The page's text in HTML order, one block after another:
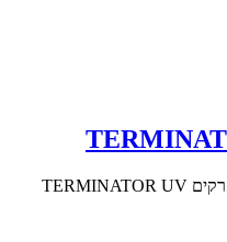
מק"ט: 7291044050653 קטלן חרקים TERMINATOR UV